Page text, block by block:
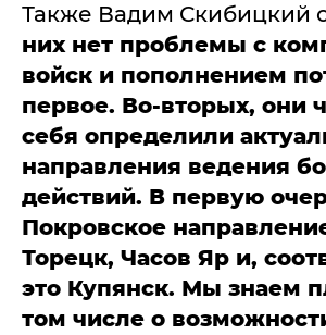
Также Вадим Скибицкий
них нет проблемы с
войск и пополнением
первое. Во-вторых, они
себя определили
направления ведения
действий. В первую
Покровское
Торецк, Часов Яр и,
это Купянск. Мы знаем
том числе о